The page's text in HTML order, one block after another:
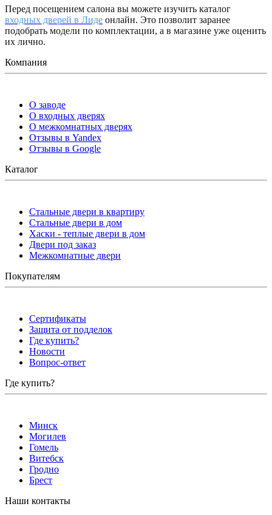
Перед посещением салона вы можете изучить каталог
входных дверей в Лиде онлайн. Это позволит заранее
подобрать модели по комплектации, а в магазине уже оценить
их лично.
Компания
О заводе
О входных дверях
О межкомнатных дверях
Отзывы в Yandex
Отзывы в Google
Каталог
Стальные двери в квартиру
Стальные двери в дом
Хаски - теплые двери в дом
Двери под заказ
Межкомнатные двери
Покупателям
Сертификаты
Защита от подделок
Где купить?
Новости
Вопрос-ответ
Где купить?
Минск
Могилев
Гомель
Витебск
Гродно
Брест
Наши контакты